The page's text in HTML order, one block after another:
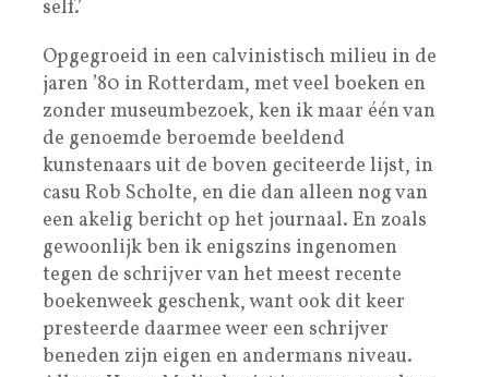
self.’
Opgegroeid in een calvinistisch milieu in de
jaren ’80 in Rotterdam, met veel boeken en
zonder museumbezoek, ken ik maar één van
de genoemde beroemde beeldend
kunstenaars uit de boven geciteerde lijst, in
casu Rob Scholte, en die dan alleen nog van
een akelig bericht op het journaal. En zoals
gewoonlijk ben ik enigszins ingenomen
tegen de schrijver van het meest recente
boekenweek geschenk, want ook dit keer
presteerde daarmee weer een schrijver
beneden zijn eigen en andermans niveau.